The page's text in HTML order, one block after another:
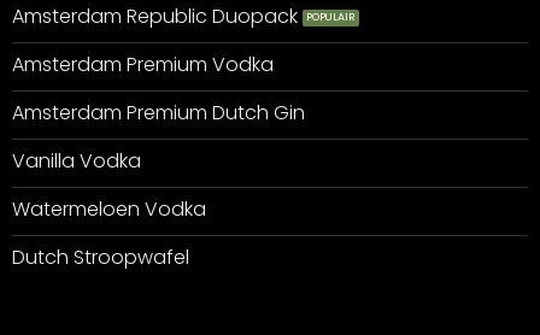
Amsterdam Republic Duopack
Amsterdam Premium Vodka
Amsterdam Premium Dutch Gin
Vanilla Vodka
Watermeloen Vodka
Dutch Stroopwafel